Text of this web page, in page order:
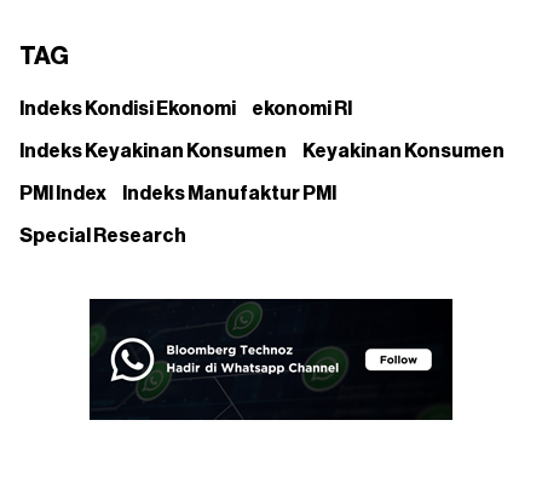
TAG
Indeks Kondisi Ekonomi ekonomi RI
Indeks Keyakinan Konsumen Keyakinan Konsumen
PMI Index Indeks Manufaktur PMI
Special Research